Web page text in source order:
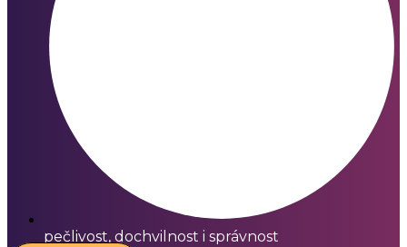
pečlivost, dochvilnost i správnost